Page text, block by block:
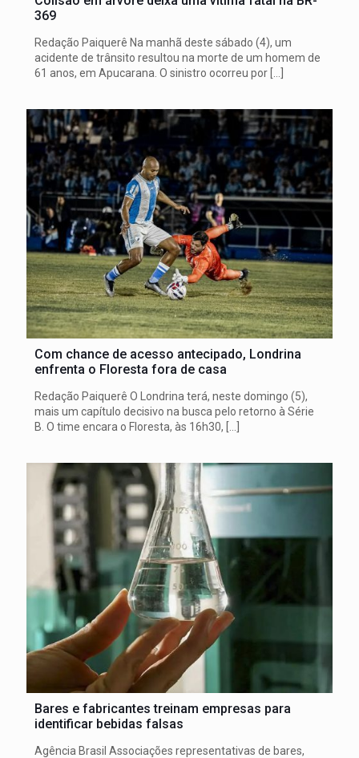
369
Redação Paiquerê Na manhã deste sábado (4), um
acidente de trânsito resultou na morte de um homem de
61 anos, em Apucarana. O sinistro ocorreu por […]
Com chance de acesso antecipado, Londrina
enfrenta o Floresta fora de casa
Redação Paiquerê O Londrina terá, neste domingo (5),
mais um capítulo decisivo na busca pelo retorno à Série
B. O time encara o Floresta, às 16h30,
Bares e fabricantes treinam empresas para
identificar bebidas falsas
Agência Brasil Associações representativas de bares,